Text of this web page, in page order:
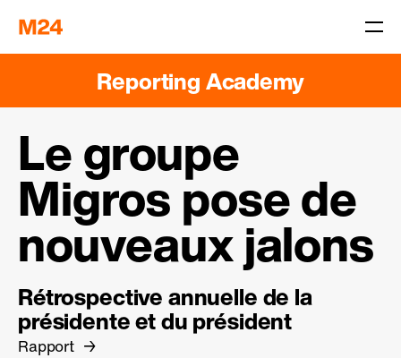
Reporting Academy
Le groupe
Migros pose de
nouveaux jalons
Rétrospective annuelle de la
présidente et du président
Rapport